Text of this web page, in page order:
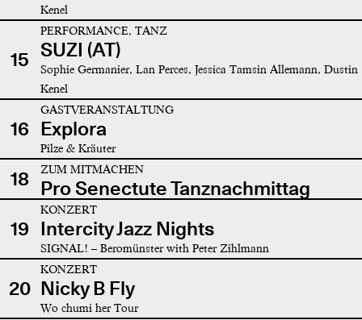
Kenel
15
PERFORMANCE, TANZ
SUZI (AT)
Sophie Germanier, Lan Perces, Jessica Tamsin Allemann, Dustin
Kenel
16
GASTVERANSTALTUNG
Explora
Pilze & Kräuter
18 ZUM MITMACHEN
Pro Senectute Tanznachmittag
19
KONZERT
Intercity Jazz Nights
SIGNAL! – Beromünster with Peter Zihlmann
20
KONZERT
Nicky B Fly
Wo chumi her Tour